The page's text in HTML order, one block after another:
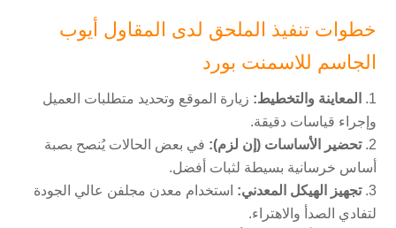
خطوات تنفيذ الملحق لدى المقاول أيوب
الجاسم للاسمنت بورد
المعاينة والتخطيط: زيارة الموقع وتحديد متطلبات العميل
وإجراء قياسات دقيقة.
تحضير الأساسات (إن لزم): في بعض الحالات يُنصح بصبة
أساس خرسانية بسيطة لثبات أفضل.
تجهيز الهيكل المعدني: استخدام معدن مجلفن عالي الجودة
لتفادي الصدأ والاهتراء.